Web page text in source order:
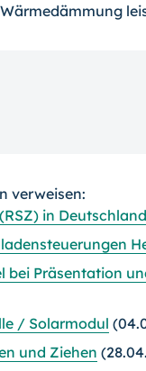
verweisen:
in
Präsentation
/ Solarmodul
und Ziehen